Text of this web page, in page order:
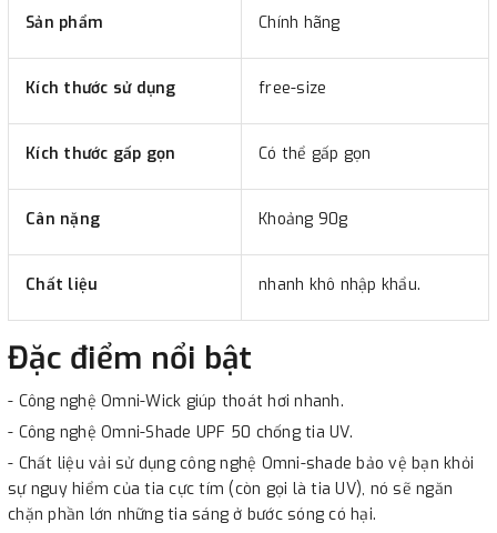
Sản phẩm Chính hãng
Kích thước sử dụng free-size
Kích thước gấp gọn Có thể gấp gọn
Cân nặng Khoảng 90g
Chất liệu nhanh khô nhập khẩu.
Đặc điểm nổi bật
- Công nghệ Omni-Wick giúp thoát hơi nhanh.
- Công nghệ Omni-Shade UPF 50 chống tia UV.
- Chất liệu vải sử dụng công nghệ Omni-shade bảo vệ bạn khỏi
sự nguy hiểm của tia cực tím (còn gọi là tia UV), nó sẽ ngăn
chặn phần lớn những tia sáng ở bước sóng có hại.